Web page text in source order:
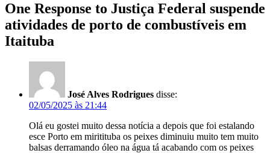
One Response to Justiça Federal suspende
atividades de porto de combustíveis em
Itaituba
José Alves Rodrigues disse:
02/05/2025 às 21:44
Olá eu gostei muito dessa notícia a depois que foi estalando
esce Porto em miritituba os peixes diminuiu muito tem muito
balsas derramando óleo na água tá acabando com os peixes